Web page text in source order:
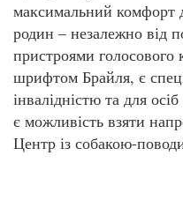
максимальний комфорт
родин – незалежно від
пристроями
шрифтом Брайля, є
інвалідністю та для
є можливість взяти
Центр із собакою-